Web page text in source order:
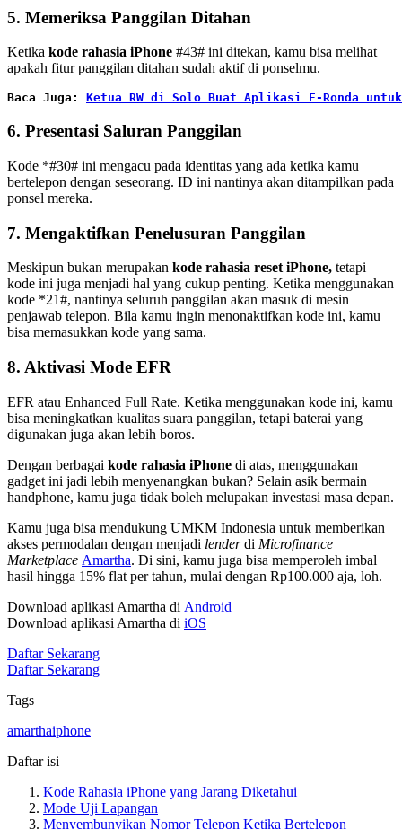
5. Memeriksa Panggilan Ditahan
Ketika kode rahasia iPhone #43# ini ditekan, kamu bisa melihat
apakah fitur panggilan ditahan sudah aktif di ponselmu.
Baca Juga: Ketua RW di Solo Buat Aplikasi E-Ronda
6. Presentasi Saluran Panggilan
Kode *#30# ini mengacu pada identitas yang ada ketika kamu
bertelepon dengan seseorang. ID ini nantinya akan ditampilkan pada
ponsel mereka.
7. Mengaktifkan Penelusuran Panggilan
Meskipun bukan merupakan kode rahasia reset iPhone, tetapi
kode ini juga menjadi hal yang cukup penting. Ketika menggunakan
kode *21#, nantinya seluruh panggilan akan masuk di mesin
penjawab telepon. Bila kamu ingin menonaktifkan kode ini, kamu
bisa memasukkan kode yang sama.
8. Aktivasi Mode EFR
EFR atau Enhanced Full Rate. Ketika menggunakan kode ini, kamu
bisa meningkatkan kualitas suara panggilan, tetapi baterai yang
digunakan juga akan lebih boros.
Dengan berbagai kode rahasia iPhone di atas, menggunakan
gadget ini jadi lebih menyenangkan bukan? Selain asik bermain
handphone, kamu juga tidak boleh melupakan investasi masa depan.
Kamu juga bisa mendukung UMKM Indonesia untuk memberikan
akses permodalan dengan menjadi lenderdi Microfinance
Marketplace Amartha. Di sini, kamu juga bisa memperoleh imbal
hasil hingga 15% flat per tahun, mulai dengan Rp100.000 aja, loh.
Download aplikasi Amartha di Android
Download aplikasi Amartha di iOS
Daftar Sekarang
Daftar Sekarang
Tags
amarthaiphone
Daftar isi
Kode Rahasia iPhone yang Jarang Diketahui
Mode Uji Lapangan
Menyembunyikan Nomor Telepon Ketika Bertelepon